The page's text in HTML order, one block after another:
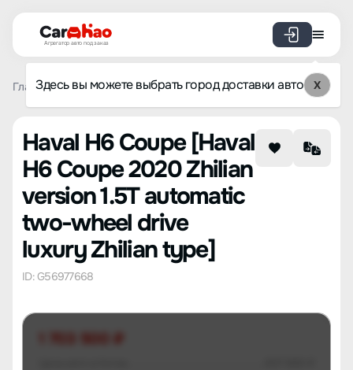
Агрегатор авто под заказ
Здесь вы можете выбрать город доставки авто X
Главная Список брендов Haval H6 Coupe Haval
Haval H6 Coupe [Haval
H6 Coupe 2020 Zhilian
version 1.5T automatic
two-wheel drive
luxury Zhilian type]
ID: G56977668